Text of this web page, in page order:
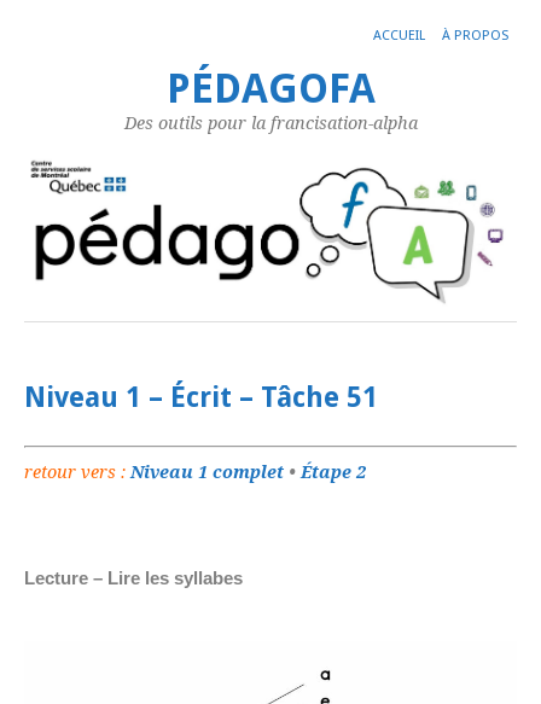
ACCUEIL À PROPOS
PÉDAGOFA
Des outils pour la francisation-alpha
Niveau 1 – Écrit – Tâche 51
retour vers : Niveau 1 complet • Étape 2
Lecture – Lire les syllabes